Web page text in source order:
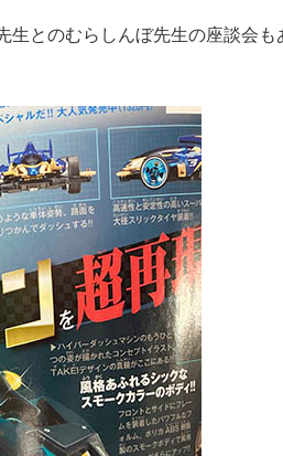
生とのむらしんぼ先生の座談会も